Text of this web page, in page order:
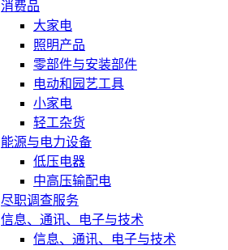
消费品
大家电
照明产品
零部件与安装部件
电动和园艺工具
小家电
轻工杂货
能源与电力设备
低压电器
中高压输配电
尽职调查服务
信息、通讯、电子与技术
信息、通讯、电子与技术